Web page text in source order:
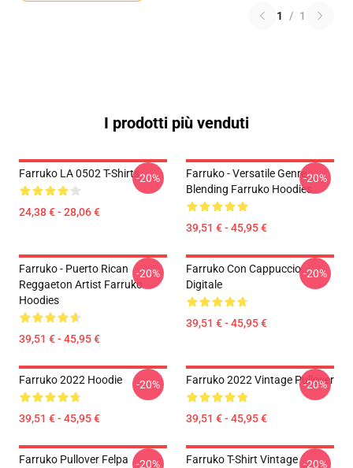
1 / 1
I prodotti più venduti
Farruko LA 0502 T-Shirts
24,38 € - 28,06 €
-20%
Farruko - Versatile Genre
Blending Farruko Hoodies
39,51 € - 45,95 €
-20%
Farruko - Puerto Rican
Reggaeton Artist Farruko
Hoodies
39,51 € - 45,95 €
-20%
Farruko Con Cappuccio
Digitale
39,51 € - 45,95 €
-20%
Farruko 2022 Hoodie
39,51 € - 45,95 €
-20% Farruko 2022 Vintage Pullover
39,51 € - 45,95 €
-20%
Farruko Pullover Felpa -20% Farruko T-Shirt Vintage -20%